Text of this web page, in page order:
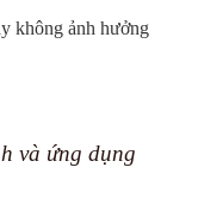
không ảnh hưởng
và ứng dụng